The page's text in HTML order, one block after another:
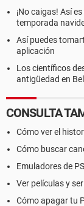
¡No caigas! Así
temporada
Así puedes
aplicación
Los científicos
antigüedad en
CONSULTA
Cómo ver el
Cómo buscar
Emuladores de
Ver películas y
Cómo apagar tu